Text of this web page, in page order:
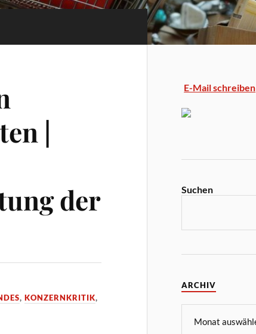
|
der
,KONZERNKRITIK,
E-Mail schreiben
Suchen
ARCHIV